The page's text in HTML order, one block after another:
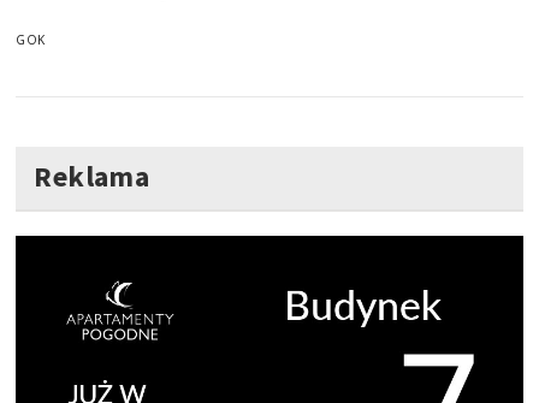
GOK
Reklama